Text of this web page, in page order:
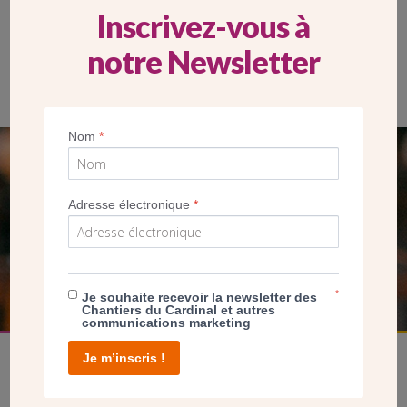
Les portes de la chapelle sont fermées par Mgr Nahmias. CDC)
SEUL VOTRE DON
NOUS PERMET D’AGIR
FAIRE UN DON
Inscrivez-vous à
notre Newsletter
Nom*
Adresse électronique*
Je souhaite recevoir la newsletter des
Chantiers du Cardinal et autres
communications marketing
*
Je m’inscris !